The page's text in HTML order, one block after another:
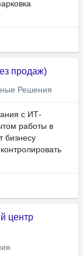
продаж)
Решения
с ИТ-
работы в
бизнесу
центр